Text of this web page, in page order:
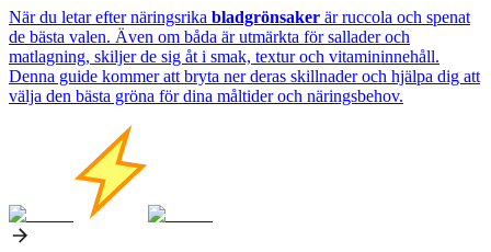
När du letar efter näringsrika bladgrönsaker är ruccola och spenat
de bästa valen. Även om båda är utmärkta för sallader och
matlagning, skiljer de sig åt i smak, textur och vitamininnehåll.
Denna guide kommer att bryta ner deras skillnader och hjälpa dig att
välja den bästa gröna för dina måltider och näringsbehov.